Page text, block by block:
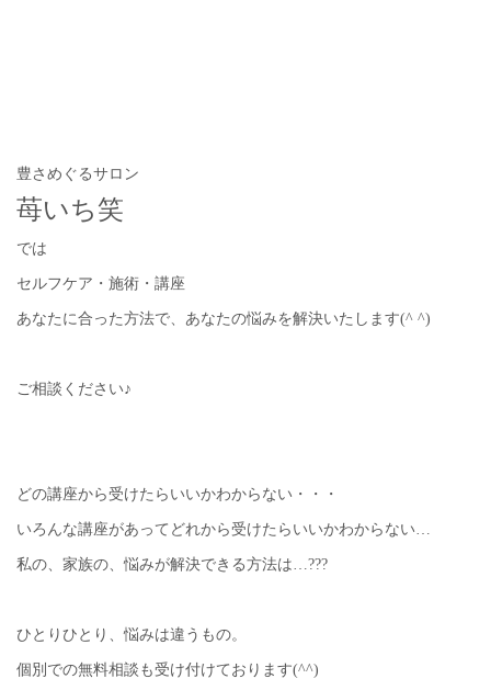
豊さめぐるサロン
苺いち笑
では
セルフケア・施術・講座
あなたに合った方法で、あなたの悩みを解決いたします(^ ^)
ご相談ください♪
どの講座から受けたらいいかわからない・・・
いろんな講座があってどれから受けたらいいかわからない…
私の、家族の、悩みが解決できる方法は…???
ひとりひとり、悩みは違うもの。
個別での無料相談も受け付けております(^^)